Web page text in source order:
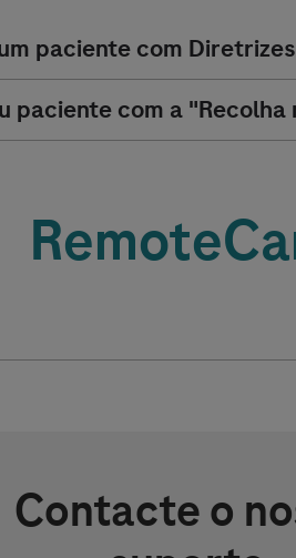
paciente com Diretrizes
paciente com a
Contacte o